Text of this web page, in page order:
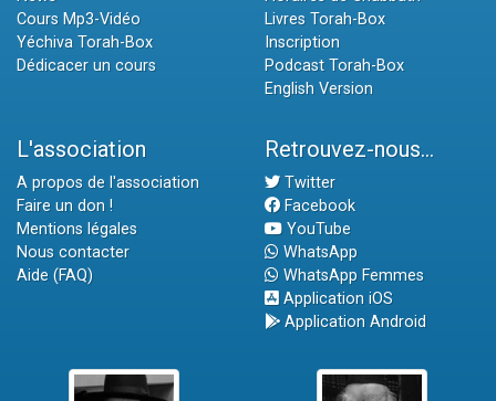
Cours Mp3-Vidéo
Yéchiva Torah-Box
Dédicacer un cours
Livres Torah-Box
Inscription
Podcast Torah-Box
English Version
L'association
A propos de l'association
Faire un don !
Mentions légales
Nous contacter
Aide (FAQ)
Retrouvez-nous...
Twitter
Facebook
YouTube
WhatsApp
WhatsApp Femmes
Application iOS
Application Android